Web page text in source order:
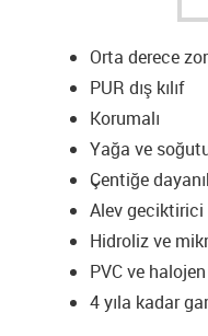
Orta derece
PUR dış kılıf
Korumalı
Yağa ve
Çentiğe
Alev geciktirici
Hidroliz ve
PVC ve
4 yıla kadar